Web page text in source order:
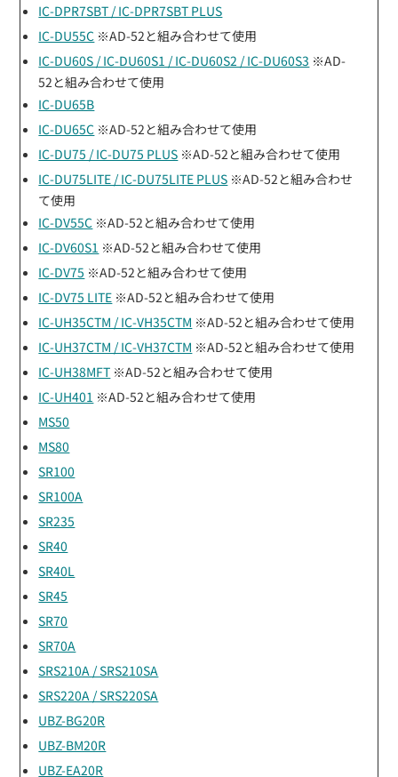
IC-DPR7SBT / IC-DPR7SBT PLUS
IC-DU55C ※AD-52と組み合わせて使用
IC-DU60S / IC-DU60S1 / IC-DU60S2 / IC-DU60S3 ※AD-
52と組み合わせて使用
IC-DU65B
IC-DU65C ※AD-52と組み合わせて使用
IC-DU75 / IC-DU75 PLUS ※AD-52と組み合わせて使用
IC-DU75LITE / IC-DU75LITE PLUS ※AD-52と組み合わせ
て使用
IC-DV55C ※AD-52と組み合わせて使用
IC-DV60S1 ※AD-52と組み合わせて使用
IC-DV75 ※AD-52と組み合わせて使用
IC-DV75 LITE ※AD-52と組み合わせて使用
IC-UH35CTM / IC-VH35CTM ※AD-52と組み合わせて使用
IC-UH37CTM / IC-VH37CTM ※AD-52と組み合わせて使用
IC-UH38MFT ※AD-52と組み合わせて使用
IC-UH401 ※AD-52と組み合わせて使用
MS50
MS80
SR100
SR100A
SR235
SR40
SR40L
SR45
SR70
SR70A
SRS210A / SRS210SA
SRS220A / SRS220SA
UBZ-BG20R
UBZ-BM20R
UBZ-EA20R